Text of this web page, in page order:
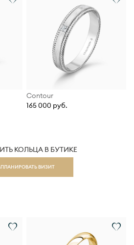
Contour
165 000 руб.
КОЛЬЦА В БУТИКЕ
ВИЗИТ